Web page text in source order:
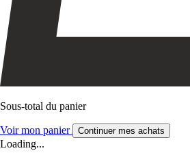
Sous-total du panier
Voir mon panier Continuer mes achats
Loading...